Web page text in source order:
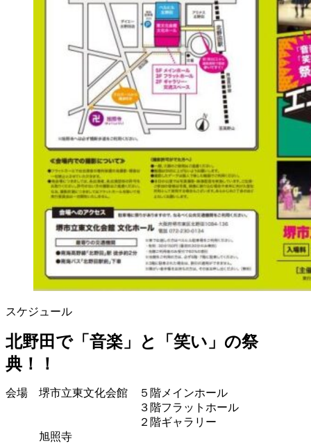
スケジュール
北野田で「音楽」と「笑い」の祭
典！！
会場 堺市立東文化会館 ５階メインホール
３階フラットホール
２階ギャラリー
旭照寺